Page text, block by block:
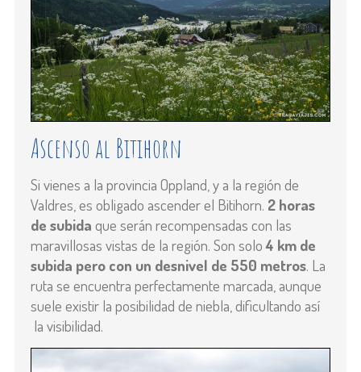
Ascenso al Bitihorn
Si vienes a la provincia Oppland, y a la región de
Valdres, es obligado ascender el Bitihorn. 2 horas
de subida que serán recompensadas con las
maravillosas vistas de la región. Son solo4 km de
subida pero con un desnivel de 550 metros. La
ruta se encuentra perfectamente marcada, aunque
suele existir la posibilidad de niebla, dificultando así
la visibilidad.